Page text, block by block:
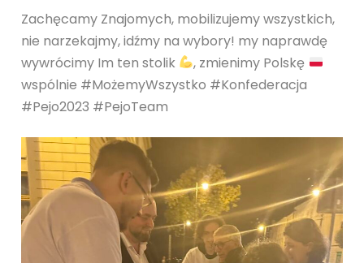
Zachęcamy Znajomych, mobilizujemy wszystkich,
nie narzekajmy, idźmy na wybory! my naprawdę
wywrócimy Im ten stolik
, zmienimy Polskę
wspólnie #MożemyWszystko #Konfederacja
#Pejo2023 #PejoTeam